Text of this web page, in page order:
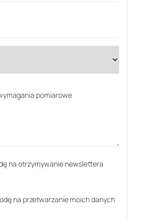
na otrzymywanie newslettera
na przetwarzanie moich danych